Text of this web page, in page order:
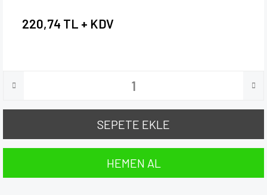
220,74 TL + KDV
SEPETE EKLE
HEMEN AL